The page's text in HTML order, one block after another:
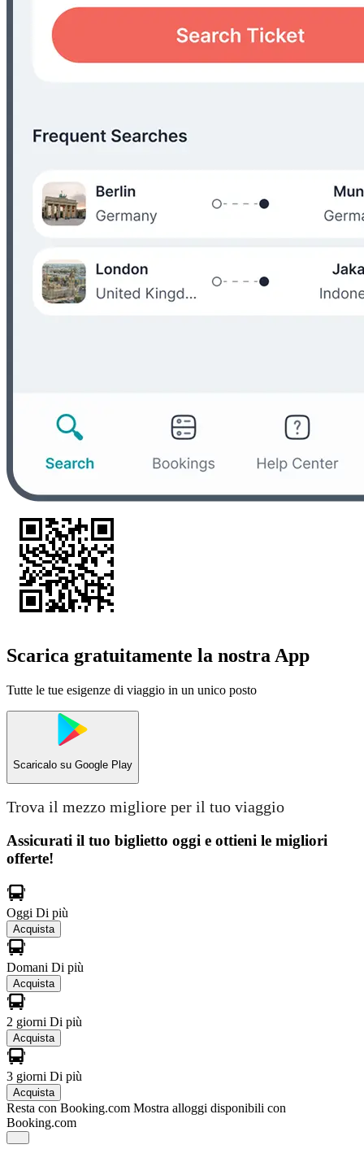
Scarica gratuitamente la nostra App
Tutte le tue esigenze di viaggio in un unico posto
Scaricalo su Google Play
Trova il mezzo migliore per il tuo viaggio
Assicurati il ​​tuo biglietto oggi e ottieni le migliori
offerte!
Oggi Di più
Acquista
Domani Di più
Acquista
2 giorni Di più
Acquista
3 giorni Di più
Acquista
Resta con Booking.com Mostra alloggi disponibili con
Booking.com